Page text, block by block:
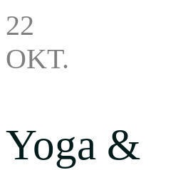
22
OKT.
Yoga &